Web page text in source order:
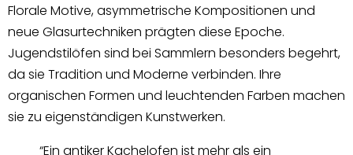
Florale Motive, asymmetrische Kompositionen und
neue Glasurtechniken prägten diese Epoche.
Jugendstilöfen sind bei Sammlern besonders begehrt,
da sie Tradition und Moderne verbinden. Ihre
organischen Formen und leuchtenden Farben machen
sie zu eigenständigen Kunstwerken.
“Ein antiker Kachelofen ist mehr als ein